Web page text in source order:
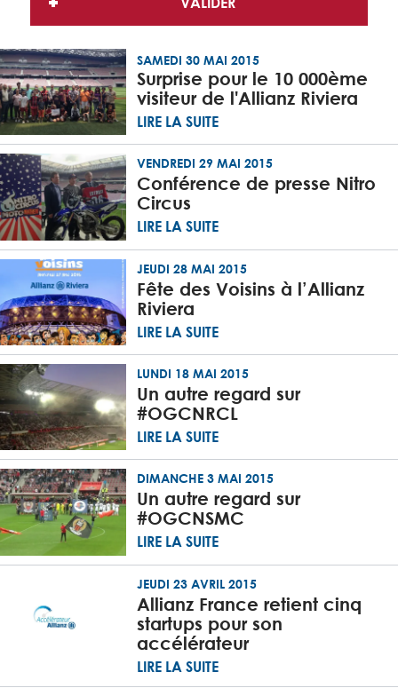
SAMEDI 30 MAI 2015
Surprise pour le 10 000ème
visiteur de l'Allianz Riviera
LIRE LA SUITE
VENDREDI 29 MAI 2015
Conférence de presse Nitro
Circus
LIRE LA SUITE
JEUDI 28 MAI 2015
Fête des Voisins à l’Allianz
Riviera
LIRE LA SUITE
LUNDI 18 MAI 2015
Un autre regard sur
#OGCNRCL
LIRE LA SUITE
DIMANCHE 3 MAI 2015
Un autre regard sur
#OGCNSMC
LIRE LA SUITE
JEUDI 23 AVRIL 2015
Allianz France retient cinq
startups pour son
accélérateur
LIRE LA SUITE